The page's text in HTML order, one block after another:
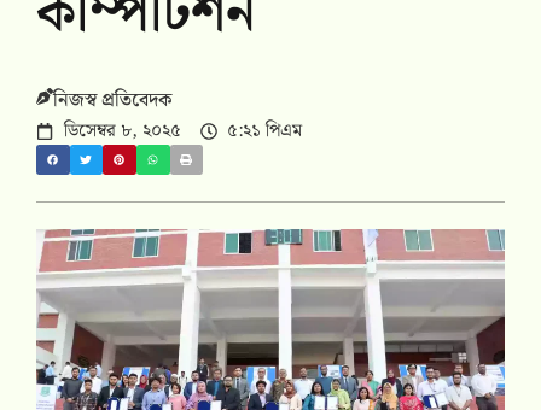
নিজস্ব প্রতিবেদক
ডিসেম্বর ৮, ২০২৫ ৫:২১ পিএম